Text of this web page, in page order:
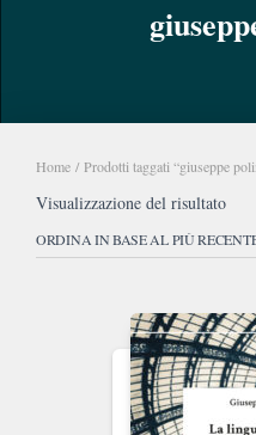
Home / Prodotti taggati “giuseppe
Visualizzazione del risultato